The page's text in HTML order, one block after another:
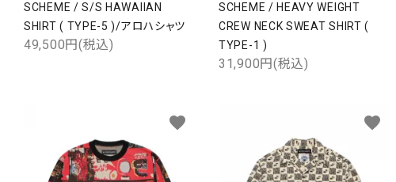
SCHEME / S/S HAWAIIAN
SHIRT ( TYPE-5 )/アロハシャツ
49,500円(税込)
SCHEME / HEAVY WEIGHT
CREW NECK SWEAT SHIRT (
TYPE-1 )
31,900円(税込)
favorite favorite